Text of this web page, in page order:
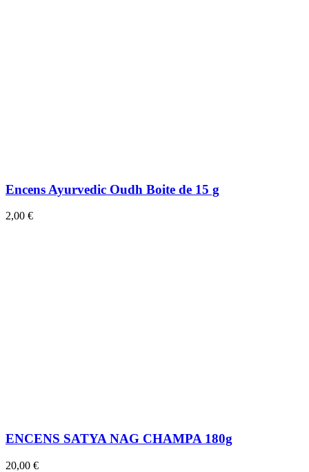
Encens Ayurvedic Oudh Boite de 15 g
2,00 €
ENCENS SATYA NAG CHAMPA 180g
20,00 €